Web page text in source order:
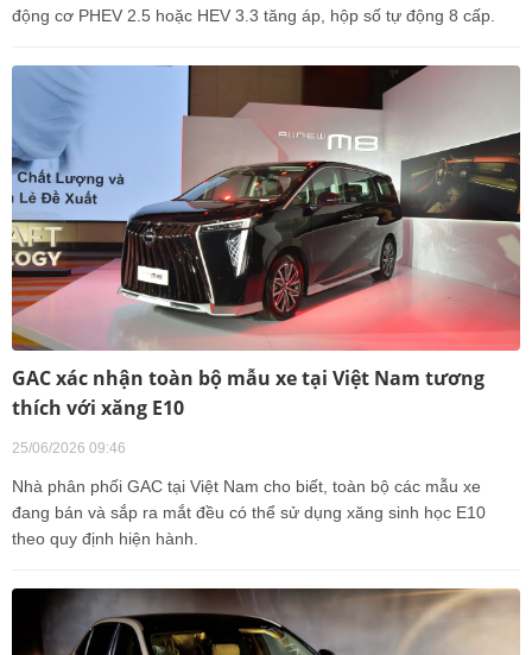
động cơ PHEV 2.5 hoặc HEV 3.3 tăng áp, hộp số tự động 8 cấp.
GAC xác nhận toàn bộ mẫu xe tại Việt Nam tương
thích với xăng E10
25/06/2026 09:46
Nhà phân phối GAC tại Việt Nam cho biết, toàn bộ các mẫu xe
đang bán và sắp ra mắt đều có thể sử dụng xăng sinh học E10
theo quy định hiện hành.